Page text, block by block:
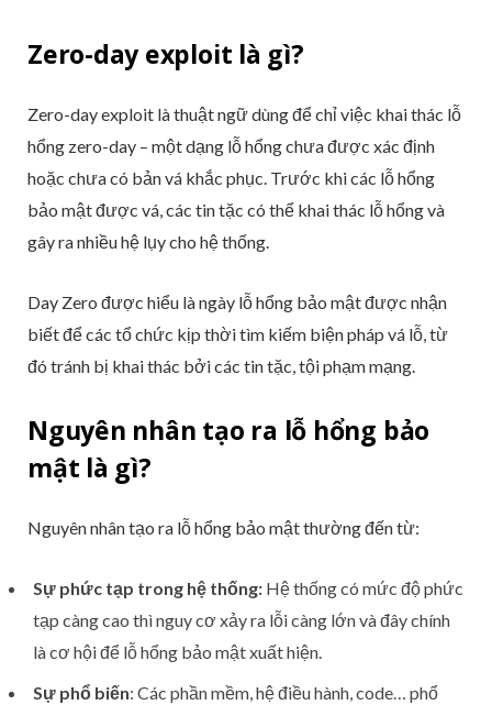
Zero-day exploit là gì?
Zero-day exploit là thuật ngữ dùng để chỉ việc khai thác lỗ
hổng zero-day – một dạng lỗ hổng chưa được xác định
hoặc chưa có bản vá khắc phục. Trước khi các lỗ hổng
bảo mật được vá, các tin tặc có thể khai thác lỗ hổng và
gây ra nhiều hệ lụy cho hệ thống.
Day Zero được hiểu là ngày lỗ hổng bảo mật được nhận
biết để các tổ chức kịp thời tìm kiếm biện pháp vá lỗ, từ
đó tránh bị khai thác bởi các tin tặc, tội phạm mạng.
Nguyên nhân tạo ra lỗ hổng bảo
mật là gì?
Nguyên nhân tạo ra lỗ hổng bảo mật thường đến từ:
Sự phức tạp trong hệ thống: Hệ thống có mức độ phức
tạp càng cao thì nguy cơ xảy ra lỗi càng lớn và đây chính
là cơ hội để lỗ hổng bảo mật xuất hiện.
Sự phổ biến: Các phần mềm, hệ điều hành, code… phổ